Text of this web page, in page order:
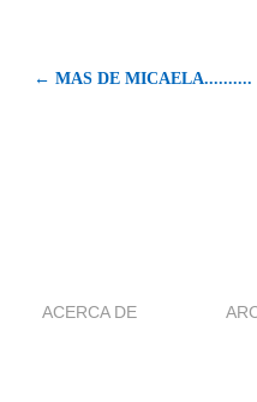
← MAS DE MICAELA..........
ACERCA DE